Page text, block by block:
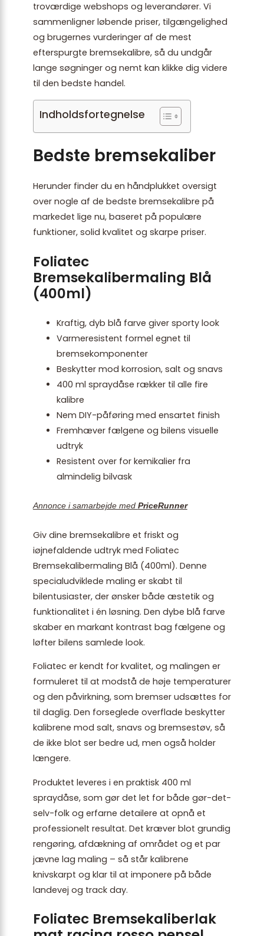
troværdige webshops og leverandører. Vi
sammenligner løbende priser, tilgængelighed
og brugernes vurderinger af de mest
efterspurgte bremsekalibre, så du undgår
lange søgninger og nemt kan klikke dig videre
til den bedste handel.
Indholdsfortegnelse
Bedste bremsekaliber
Herunder finder du en håndplukket oversigt
over nogle af de bedste bremsekalibre på
markedet lige nu, baseret på populære
funktioner, solid kvalitet og skarpe priser.
Foliatec
Bremsekalibermaling Blå
(400ml)
Kraftig, dyb blå farve giver sporty look
Varmeresistent formel egnet til
bremsekomponenter
Beskytter mod korrosion, salt og snavs
400 ml spraydåse rækker til alle fire
kalibre
Nem DIY-påføring med ensartet finish
Fremhæver fælgene og bilens visuelle
udtryk
Resistent over for kemikalier fra
almindelig bilvask
Annonce i samarbejde med PriceRunner
Giv dine bremsekalibre et friskt og
iøjnefaldende udtryk med Foliatec
Bremsekalibermaling Blå (400ml). Denne
specialudviklede maling er skabt til
bilentusiaster, der ønsker både æstetik og
funktionalitet i én løsning. Den dybe blå farve
skaber en markant kontrast bag fælgene og
løfter bilens samlede look.
Foliatec er kendt for kvalitet, og malingen er
formuleret til at modstå de høje temperaturer
og den påvirkning, som bremser udsættes for
til daglig. Den forseglede overflade beskytter
kalibrene mod salt, snavs og bremsestøv, så
de ikke blot ser bedre ud, men også holder
længere.
Produktet leveres i en praktisk 400 ml
spraydåse, som gør det let for både gør-det-
selv-folk og erfarne detailere at opnå et
professionelt resultat. Det kræver blot grundig
rengøring, afdækning af området og et par
jævne lag maling – så står kalibrene
knivskarpt og klar til at imponere på både
landevej og track day.
Foliatec Bremsekaliberlak